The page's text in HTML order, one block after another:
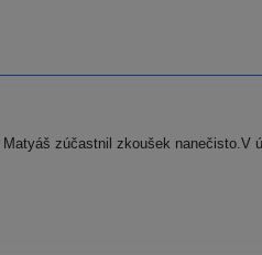
zúčastnil zkoušek